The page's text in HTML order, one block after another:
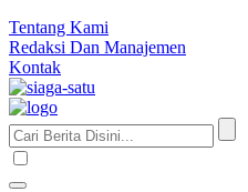
Tentang Kami
Redaksi Dan Manajemen
Kontak